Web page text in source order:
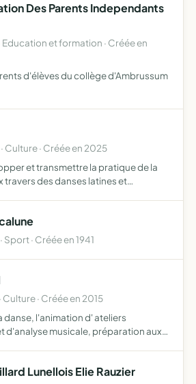
Des Parents Independants
Education et formation · Créée en
d'élèves du collège d'Ambrussum
Culture · Créée en 2025
et transmettre la pratique de la
travers des danses latines et
· Créée en 1941
Culture · Créée en 2015
danse, l'animation d' ateliers
d'analyse musicale, préparation aux
Lunellois Elie Rauzier